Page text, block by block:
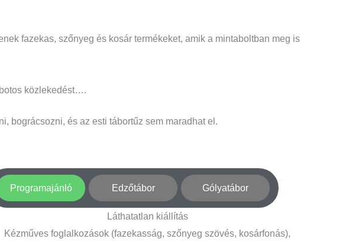
fazekas, szőnyeg és kosár termékeket, amik a mintaboltban meg is
közlekedést….
bográcsozni, és az esti tábortűz sem maradhat el.
Programajánló Edzőtábor Gólyatábor
Láthatatlan kiállítás
Kézműves foglalkozások (fazekasság, szőnyeg szövés, kosárfonás),